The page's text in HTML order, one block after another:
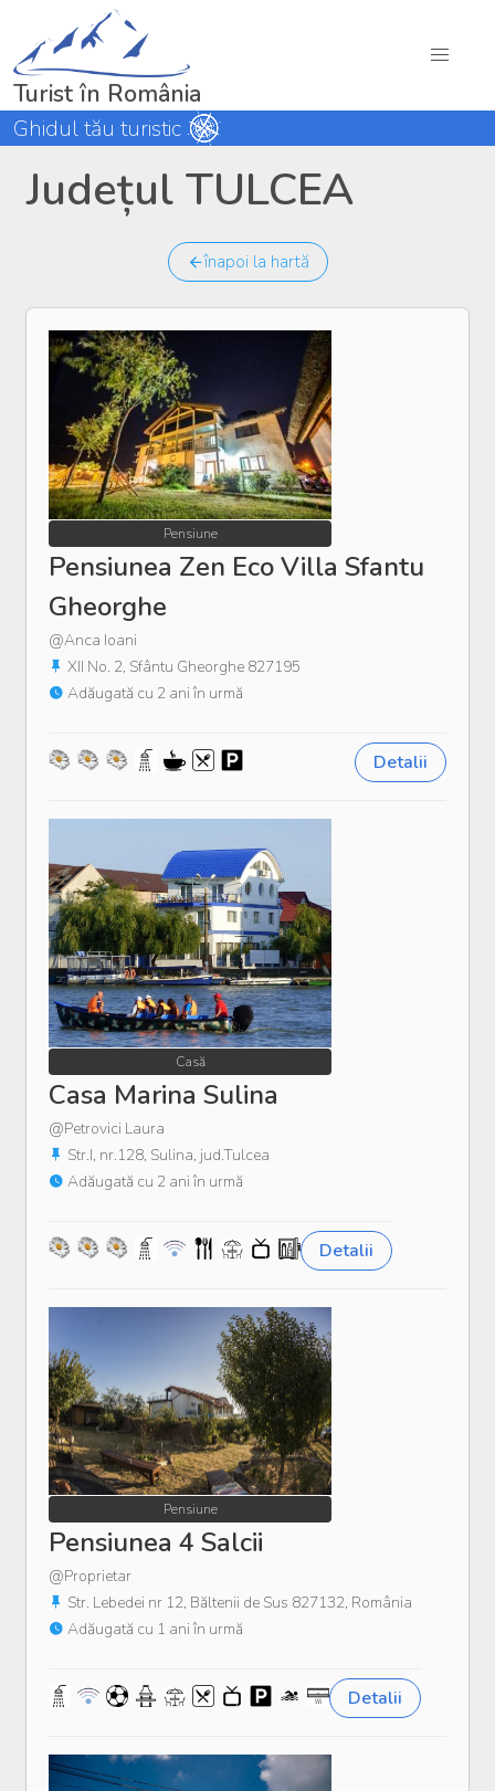
Turist în România
Ghidul tău turistic
Județul TULCEA
înapoi la hartă
Pensiune
Pensiunea Zen Eco Villa Sfantu
Gheorghe
@Anca Ioani
XII No. 2, Sfântu Gheorghe 827195
Adăugată cu 2 ani în urmă
Detalii
Casă
Casa Marina Sulina
@Petrovici Laura
Str.I, nr.128, Sulina, jud.Tulcea
Adăugată cu 2 ani în urmă
Detalii
Pensiune
Pensiunea 4 Salcii
@Proprietar
Str. Lebedei nr 12, Băltenii de Sus 827132, România
Adăugată cu 1 ani în urmă
Detalii